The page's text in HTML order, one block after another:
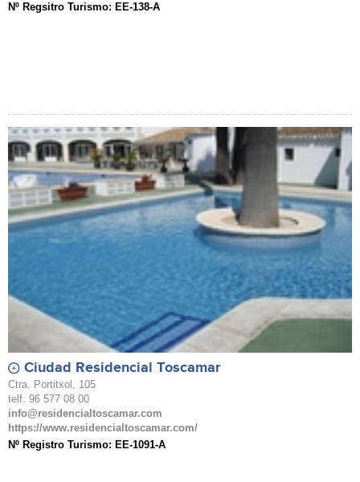
Nº Regsitro Turismo: EE-138-A
Ciudad Residencial Toscamar
Ctra. Portitxol, 105
telf. 96 577 08 00
info@residencialtoscamar.com
https://www.residencialtoscamar.com/
Nº Registro Turismo: EE-1091-A